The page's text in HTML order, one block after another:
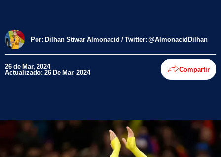
Por: Dilhan Stiwar Almonacid / Twitter: @AlmonacidDilhan
26 de Mar, 2024
Actualizado: 26 De Mar, 2024 Compartir